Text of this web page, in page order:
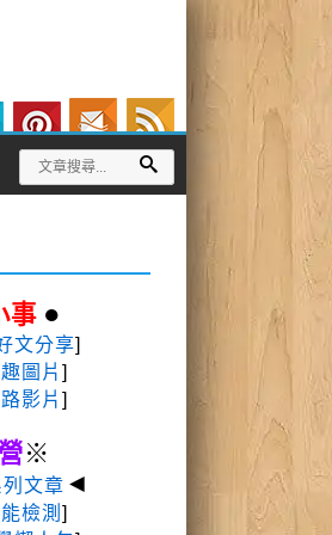
事 ●
文分享]
圖片 ]
影片 ]
※
文章 ◄
檢測 ]